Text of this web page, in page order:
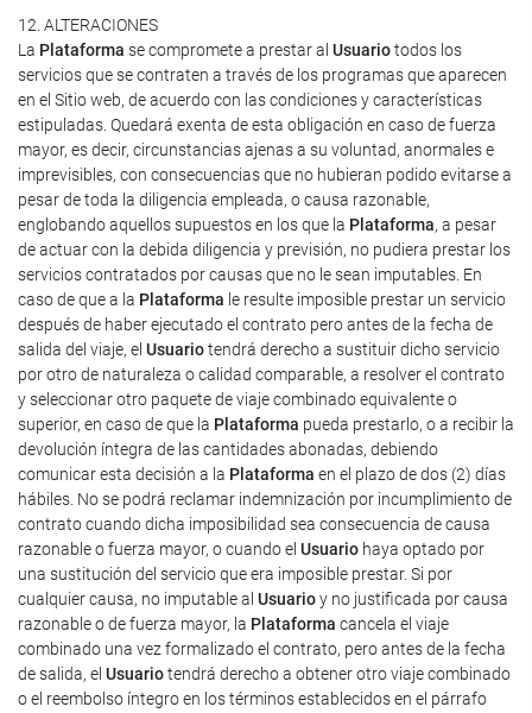
12. ALTERACIONES
La Plataforma se compromete a prestar al Usuariotodos los
servicios que se contraten a través de los programas que aparecen
en el Sitio web, de acuerdo con las condiciones y características
estipuladas. Quedará exenta de esta obligación en caso de fuerza
mayor, es decir, circunstancias ajenas a su voluntad, anormales e
imprevisibles, con consecuencias que no hubieran podido evitarse a
pesar de toda la diligencia empleada, o causa razonable,
englobando aquellos supuestos en los que la Plataforma, a pesar
de actuar con la debida diligencia y previsión, no pudiera prestar los
servicios contratados por causas que no le sean imputables. En
caso de que a la Plataforma le resulte imposible prestar un servicio
después de haber ejecutado el contrato pero antes de la fecha de
salida del viaje, el Usuariotendrá derecho a sustituir dicho servicio
por otro de naturaleza o calidad comparable, a resolver el contrato
y seleccionar otro paquete de viaje combinado equivalente o
superior, en caso de que la Plataforma pueda prestarlo, o a recibir la
devolución íntegra de las cantidades abonadas, debiendo
comunicar esta decisión a la Plataforma en el plazo de dos (2) días
hábiles. No se podrá reclamar indemnización por incumplimiento de
contrato cuando dicha imposibilidad sea consecuencia de causa
razonable o fuerza mayor, o cuando el Usuario haya optado por
una sustitución del servicio que era imposible prestar. Si por
cualquier causa, no imputable al Usuarioy no justificada por causa
razonable o de fuerza mayor, la Plataforma cancela el viaje
combinado una vez formalizado el contrato, pero antes de la fecha
de salida, el Usuariotendrá derecho a obtener otro viaje combinado
o el reembolso íntegro en los términos establecidos en el párrafo